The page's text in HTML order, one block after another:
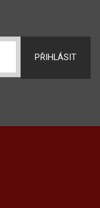
PŘIHLÁSIT